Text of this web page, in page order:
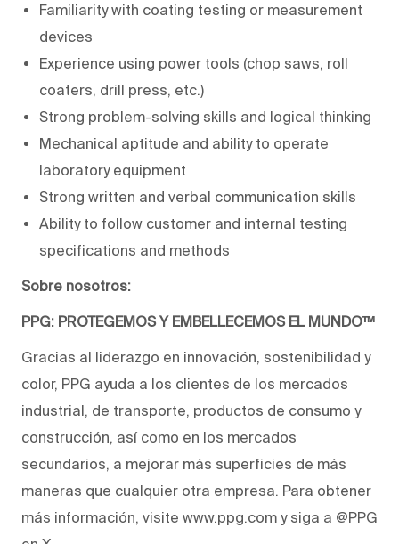
Familiarity with coating testing or measurement
devices
Experience using power tools (chop saws, roll
coaters, drill press, etc.)
Strong problem-solving skills and logical thinking
Mechanical aptitude and ability to operate
laboratory equipment
Strong written and verbal communication skills
Ability to follow customer and internal testing
specifications and methods
Sobre nosotros:
PPG: PROTEGEMOS Y EMBELLECEMOS EL MUNDO™
Gracias al liderazgo en innovación, sostenibilidad y
color, PPG ayuda a los clientes de los mercados
industrial, de transporte, productos de consumo y
construcción, así como en los mercados
secundarios, a mejorar más superficies de más
maneras que cualquier otra empresa. Para obtener
más información, visite www.ppg.com y siga a @PPG